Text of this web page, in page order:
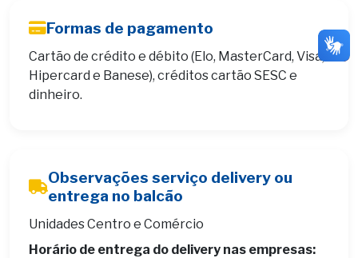
Formas de pagamento
Cartão de crédito e débito (Elo, MasterCard, Visa,
Hipercard e Banese), créditos cartão SESC e
dinheiro.
Observações serviço delivery ou
entrega no balcão
Unidades Centro e Comércio
Horário de entrega do delivery nas empresas: